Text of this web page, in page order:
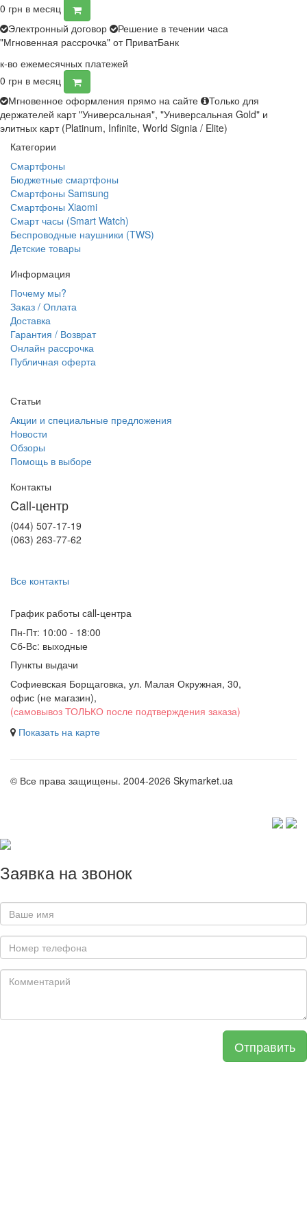
0 грн в месяц
Электронный договор
Решение в течении часа
"Мгновенная рассрочка" от ПриватБанк
к-во ежемесячных платежей
0 грн в месяц
Мгновенное оформления прямо на сайте
Только для
держателей карт "Универсальная", "Универсальная Gold" и
элитных карт (Platinum, Infinite, World Signia / Elite)
Категории
Смартфоны
Бюджетные смартфоны
Смартфоны Samsung
Смартфоны Xiaomi
Смарт часы (Smart Watch)
Беспроводные наушники (TWS)
Детские товары
Информация
Почему мы?
Заказ / Оплата
Доставка
Гарантия / Возврат
Онлайн рассрочка
Публичная оферта
Статьи
Акции и специальные предложения
Новости
Обзоры
Помощь в выборе
Контакты
Call-центр
(044) 507-17-19
(063) 263-77-62
Все контакты
График работы сall-центра
Пн-Пт: 10:00 - 18:00
Сб-Вс: выходные
Пункты выдачи
Софиевская Борщаговка, ул. Малая Окружная, 30,
офис (не магазин),
(самовывоз ТОЛЬКО после подтверждения заказа)
Показать на карте
© Все права защищены. 2004-2026 Skymarket.ua
Заявка на звонок
Отправить